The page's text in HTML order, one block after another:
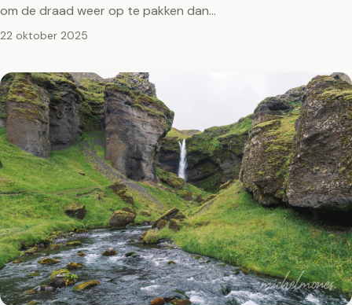
om de draad weer op te pakken dan…
22 oktober 2025